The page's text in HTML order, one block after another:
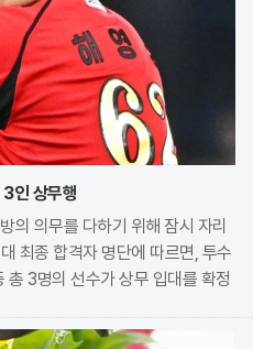
인 상무행
의 의무를 다하기 위해 잠시 자리
최종 합격자 명단에 따르면, 투수
총 3명의 선수가 상무 입대를 확정